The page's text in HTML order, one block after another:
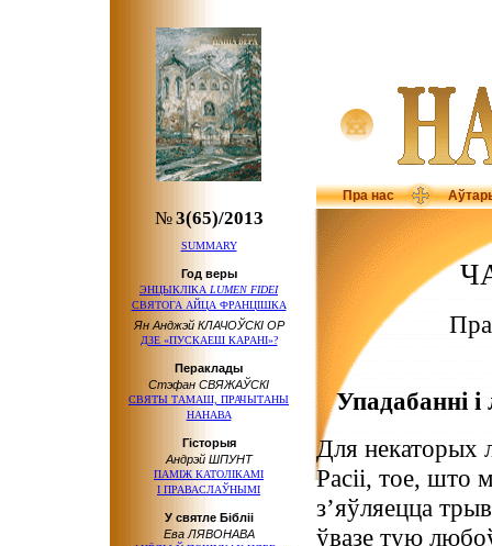
Пра нас
№3(65)/2013
SUMMARY
Год веры
ЭНЦЫКЛIКА LUMEN FIDEI
СВЯТОГА АЙЦА ФРАНЦІШКА
Ян Анджэй КЛАЧОЎСКІ ОР
ДЗЕ «ПУСКАЕШ КАРАНІ»?
Пераклады
Стэфан СВЯЖАЎСКІ
СВЯТЫ ТАМАШ, ПРАЧЫТАНЫ
НАНАВА
Гісторыя
Андрэй ШПУНТ
ПАМІЖ КАТОЛІКАМІ
І ПРАВАСЛАЎНЫМІ
У святле Бібліі
Ева ЛЯВОНАВА
Упадабанні
Для некаторых
Расіі, тое,
з’яўляецца
ўвазе тую